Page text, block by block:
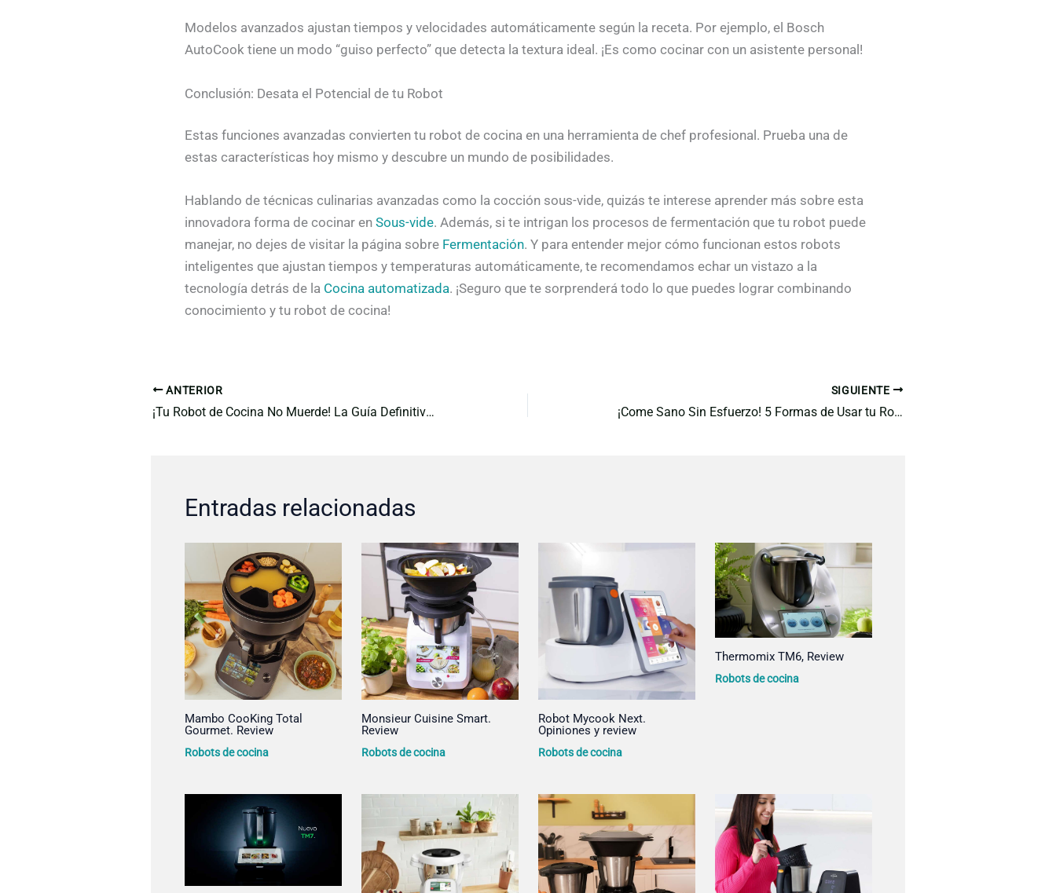
Modelos avanzados ajustan tiempos y velocidades automáticamente según la receta. Por ejemplo, el Bosch
AutoCook tiene un modo “guiso perfecto” que detecta la textura ideal. ¡Es como cocinar con un asistente personal!
Conclusión: Desata el Potencial de tu Robot
Estas funciones avanzadas convierten tu robot de cocina en una herramienta de chef profesional. Prueba una de
estas características hoy mismo y descubre un mundo de posibilidades.
Hablando de técnicas culinarias avanzadas como la cocción sous-vide, quizás te interese aprender más sobre esta
innovadora forma de cocinar en Sous-vide. Además, si te intrigan los procesos de fermentación que tu robot puede
manejar, no dejes de visitar la página sobre Fermentación. Y para entender mejor cómo funcionan estos robots
inteligentes que ajustan tiempos y temperaturas automáticamente, te recomendamos echar un vistazo a la
tecnología detrás de la Cocina automatizada. ¡Seguro que te sorprenderá todo lo que puedes lograr combinando
conocimiento y tu robot de cocina!
ANTERIOR
¡Tu Robot de Cocina No Muerde! La Guía Definitiva para Principiantes que Quieren Triunfar
SIGUIENTE
¡Come Sano Sin Esfuerzo! 5 Formas de Usar tu Robot de Cocina para una Vida Más Saludable
Entradas relacionadas
Mambo CooKing Total
Gourmet. Review
Robots de cocina
Monsieur Cuisine Smart.
Review
Robots de cocina
Robot Mycook Next.
Opiniones y review
Robots de cocina
Thermomix TM6, Review
Robots de cocina